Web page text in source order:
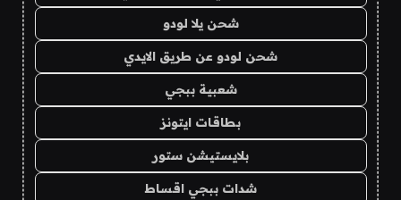
شحن يلا لودو
شحن لودو عن طريق الايدي
شعبية ببجي
بطاقات ايتونز
بلايستيشن ستور
شدات ببجي اقساط